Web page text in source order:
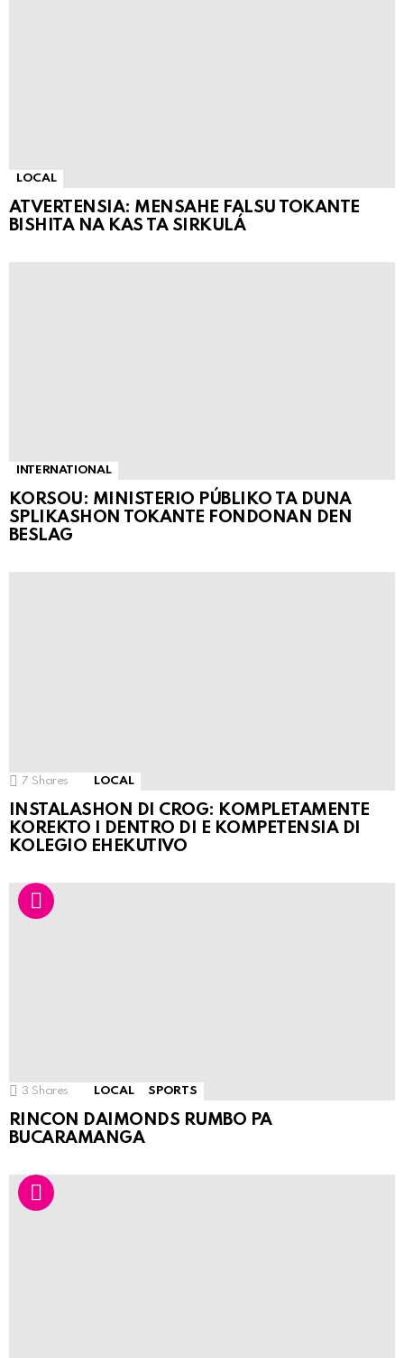
LOCAL
ATVERTENSIA: MENSAHE FALSU TOKANTE
BISHITA NA KAS TA SIRKULÁ
INTERNATIONAL
KORSOU: MINISTERIO PÚBLIKO TA DUNA
SPLIKASHON TOKANTE FONDONAN DEN
BESLAG
7 Shares LOCAL
INSTALASHON DI CROG: KOMPLETAMENTE
KOREKTO I DENTRO DI E KOMPETENSIA DI
KOLEGIO EHEKUTIVO
3 Shares LOCAL SPORTS
RINCON DAIMONDS RUMBO PA
BUCARAMANGA